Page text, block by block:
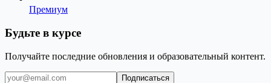
Премиум
Будьте в курсе
Получайте последние обновления и образовательный контент.
Подписаться